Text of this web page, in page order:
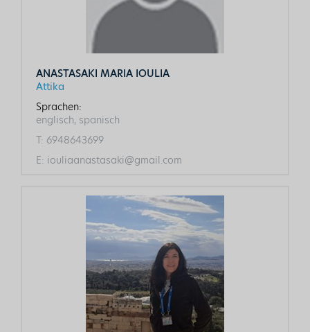
ANASTASAKI MARIA IOULIA
Attika
Sprachen:
englisch, spanisch
T: 6948643699
E: iouliaanastasaki@gmail.com